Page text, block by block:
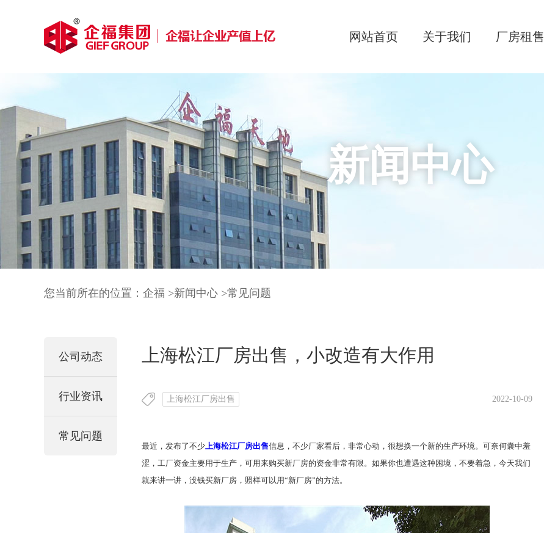
网站首页 关于我们 厂房租售
新闻中心
您当前所在的位置： 企福 >新闻中心 >常见问题
公司动态
行业资讯
常见问题
上海松江厂房出售，小改造有大作用
上海松江厂房出售 2022-10-09
最近，发布了不少上海松江厂房出售信息，不少厂家看后，非常心动，很想换一个新的生产环境。可奈何囊中羞
涩，工厂资金主要用于生产，可用来购买新厂房的资金非常有限。如果你也遭遇这种困境，不要着急，今天我们
就来讲一讲，没钱买新厂房，照样可以用“新厂房”的方法。